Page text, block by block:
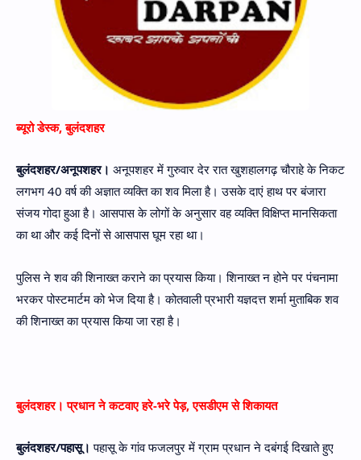
ब्यूरो डेस्क, बुलंदशहर
बुलंदशहर/अनूपशहर। अनूपशहर में गुरुवार देर रात खुशहालगढ़ चौराहे के निकट
लगभग 40 वर्ष की अज्ञात व्यक्ति का शव मिला है। उसके दाएं हाथ पर बंजारा
संजय गोदा हुआ है। आसपास के लोगों के अनुसार वह व्यक्ति विक्षिप्त मानसिकता
का था और कई दिनों से आसपास घूम रहा था।
पुलिस ने शव की शिनाख्त कराने का प्रयास किया। शिनाख्त न होने पर पंचनामा
भरकर पोस्टमार्टम को भेज दिया है। कोतवाली प्रभारी यज्ञदत्त शर्मा मुताबिक शव
की शिनाख्त का प्रयास किया जा रहा है।
बुलंदशहर। प्रधान ने कटवाए हरे-भरे पेड़, एसडीएम से शिकायत
बुलंदशहर/पहासू।पहासू के गांव फजलपुर में ग्राम प्रधान ने दबंगई दिखाते हुए